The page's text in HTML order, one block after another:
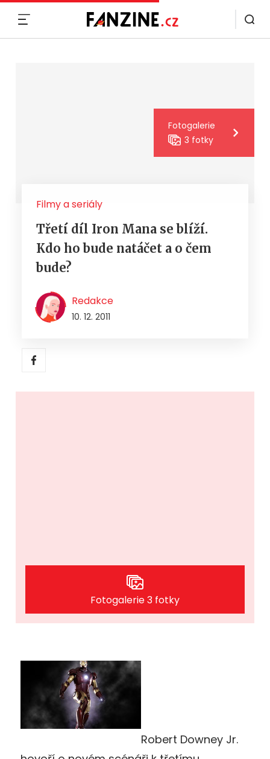
Fotogalerie
3 fotky
Filmy a seriály
Třetí díl Iron Mana se blíží.
Kdo ho bude natáčet a o čem
bude?
Redakce
10. 12. 2011
Fotogalerie 3 fotky
Robert Downey Jr.